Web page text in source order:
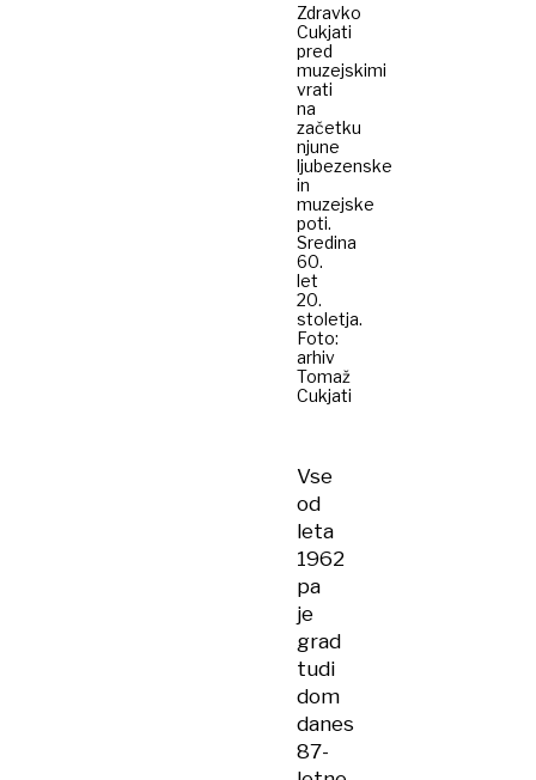
Zdravko
Cukjati
pred
muzejskimi
vrati
na
začetku
njune
ljubezenske
in
muzejske
poti.
Sredina
60.
let
20.
stoletja.
Foto:
arhiv
Tomaž
Cukjati
Vse
od
leta
1962
pa
je
grad
tudi
dom
danes
87-